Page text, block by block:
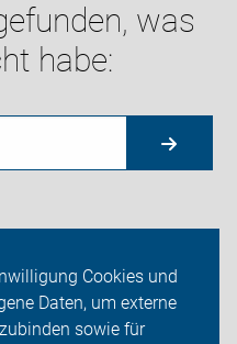
Cookies und
Daten, um externe
sowie für
was
habe: